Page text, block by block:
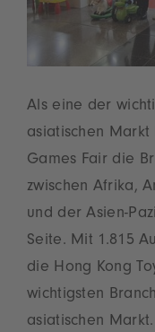
Als eine der
asiatischen Markt
Games Fair die
zwischen Afrika,
und der Asien-
Seite. Mit 1.815
die Hong Kong
wichtigsten
asiatischen Markt.